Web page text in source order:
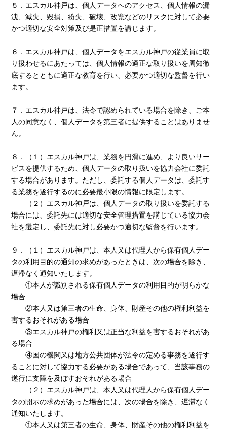
５．エスカル神戸は、個人データへのアクセス、個人情報の漏
洩、滅失、毀損、紛失、破壊、改竄などのリスクに対して必要
かつ適切な安全対策及び是正措置を講じます。
６．エスカル神戸は、個人データをエスカル神戸の従業員に取
り扱わせるにあたっては、個人情報の適正な取り扱いを周知徹
底するとともに適正な教育を行い、必要かつ適切な監督を行い
ます。
７．エスカル神戸は、法令で認められている場合を除き、ご本
人の同意なく、個人データを第三者に提供することはありませ
ん。
８．（１）エスカル神戸は、業務を円滑に進め、より良いサー
ビスを提供するため、個人データの取り扱いを協力会社に委託
する場合があります。ただし、委託する個人データは、委託す
る業務を遂行するのに必要最小限の情報に限定します。
（２）エスカル神戸は、個人データの取り扱いを委託する
場合には、委託先には適切な安全管理措置を講じている協力会
社を選定し、委託先に対し必要かつ適切な監督を行います。
９．（１）エスカル神戸は、本人又は代理人から保有個人デー
タの利用目的の通知の求めがあったときは、次の場合を除き、
遅滞なく通知いたします。
①本人が識別される保有個人データの利用目的が明らかな
場合
②本人又は第三者の生命、身体、財産その他の権利利益を
害するおそれがある場合
③エスカル神戸の権利又は正当な利益を害するおそれがあ
る場合
④国の機関又は地方公共団体が法令の定める事務を遂行す
ることに対して協力する必要がある場合であって、当該事務の
遂行に支障を及ぼすおそれがある場合
（２）エスカル神戸は、本人又は代理人から保有個人デー
タの開示の求めがあった場合には、次の場合を除き、遅滞なく
通知いたします。
①本人又は第三者の生命、身体、財産その他の権利利益を